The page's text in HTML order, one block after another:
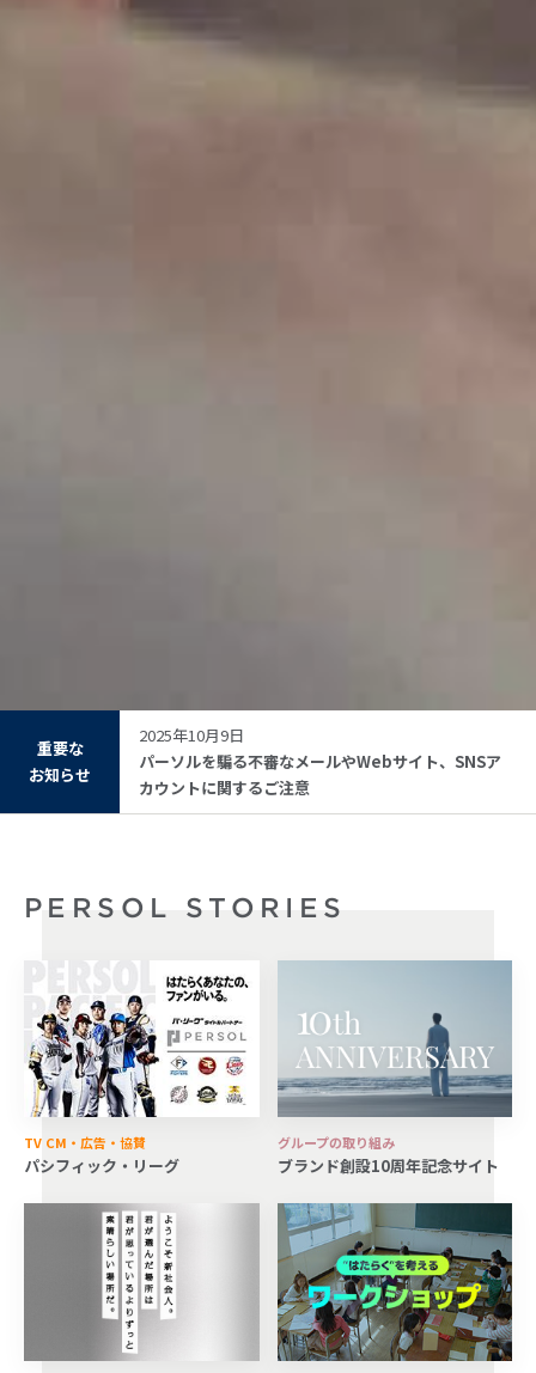
重要な
お知らせ
2025年10月9日
パーソルを騙る不審なメールやWebサイト、SNSア
カウントに関するご注意
PERSOL STORIES
TV CM・広告・協賛
パシフィック・リーグ
グループの取り組み
ブランド創設10周年記念サイト